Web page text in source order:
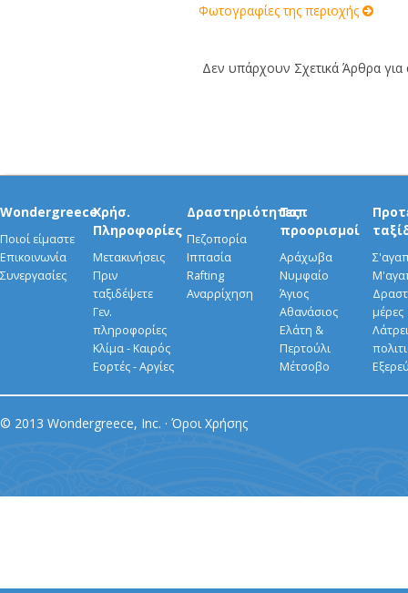
Φωτογραφίες της περιοχής
Δεν υπάρχουν Σχετικά Άρθρα για
Wondergreece
Ποιοί είμαστε
Επικοινωνία
Συνεργασίες
Χρήσ.
Πληροφορίες
Μετακινήσεις
Πριν
ταξιδέψετε
Γεν.
πληροφορίες
Κλίμα - Καιρός
Εορτές - Αργίες
Δραστηριότητες
Πεζοπορία
Ιππασία
Rafting
Αναρρίχηση
Τοπ
προορισμοί
Αράχωβα
Νυμφαίο
Άγιος
Αθανάσιος
Ελάτη &
Περτούλι
Μέτσοβο
μέρες
© 2013 Wondergreece, Inc. · Όροι Χρήσης